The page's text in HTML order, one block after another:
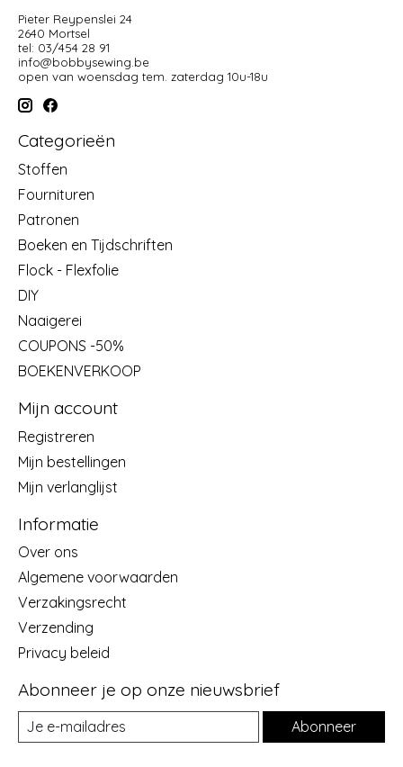
Pieter Reypenslei 24
2640 Mortsel
tel: 03/454 28 91
info@bobbysewing.be
open van woensdag tem. zaterdag 10u-18u
Categorieën
Stoffen
Fournituren
Patronen
Boeken en Tijdschriften
Flock - Flexfolie
DIY
Naaigerei
COUPONS -50%
BOEKENVERKOOP
Mijn account
Registreren
Mijn bestellingen
Mijn verlanglijst
Informatie
Over ons
Algemene voorwaarden
Verzakingsrecht
Verzending
Privacy beleid
Abonneer je op onze nieuwsbrief
Abonneer